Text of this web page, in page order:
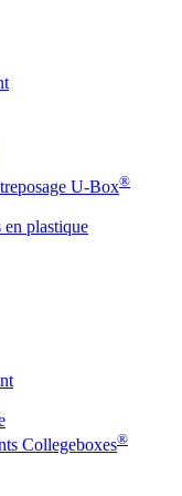
U-Box®
en plastique
Collegeboxes®